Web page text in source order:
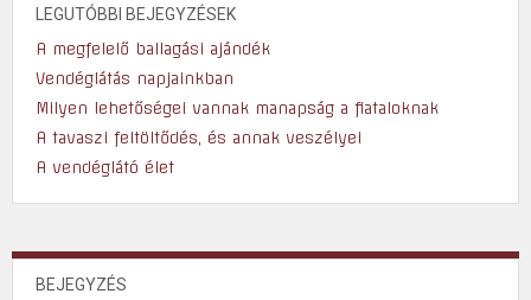
LEGUTÓBBI BEJEGYZÉSEK
A megfelelő ballagási ajándék
Vendéglátás napjainkban
Milyen lehetőségei vannak manapság a fiataloknak
A tavaszi feltöltődés, és annak veszélyei
A vendéglátó élet
BEJEGYZÉS